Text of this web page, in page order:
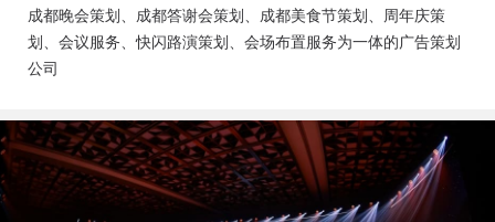
成都晚会策划、成都答谢会策划、成都美食节策划、周年庆策
划、会议服务、快闪路演策划、会场布置服务为一体的广告策划
公司